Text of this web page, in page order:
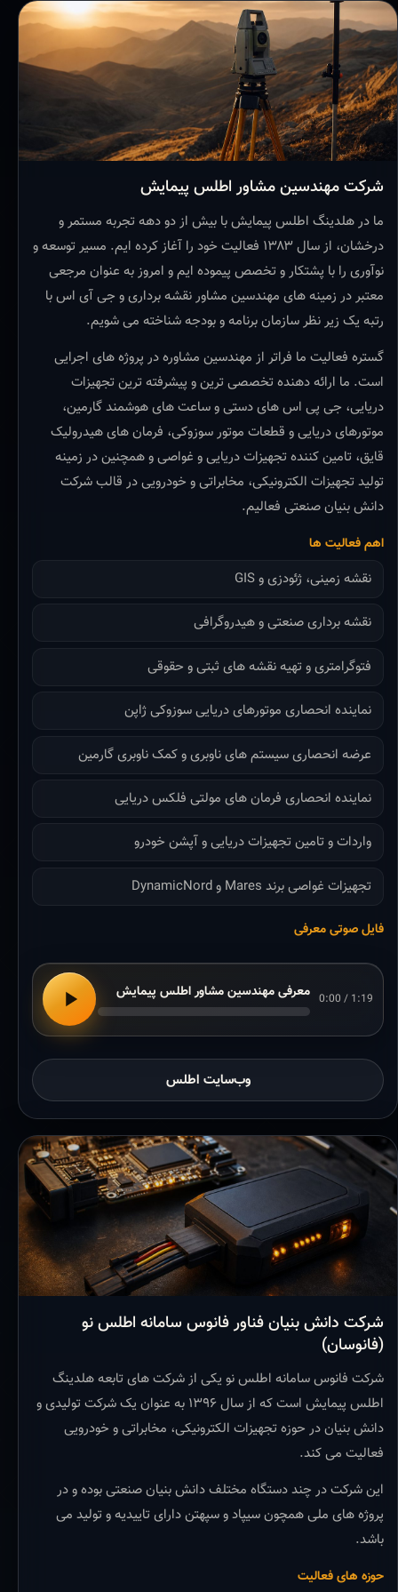
شرکت مهندسین مشاور اطلس پیمایش
ما در هلدینگ اطلس پیمایش با بیش از دو دهه تجربه مستمر و
درخشان، از سال ۱۳۸۳ فعالیت خود را آغاز کرده ایم. مسیر توسعه و
نوآوری را با پشتکار و تخصص پیموده ایم و امروز به عنوان مرجعی
معتبر در زمینه های مهندسین مشاور نقشه برداری و جی آی اس با
رتبه یک زیر نظر سازمان برنامه و بودجه شناخته می شویم.
گستره فعالیت ما فراتر از مهندسین مشاوره در پروژه های اجرایی
است. ما ارائه دهنده تخصصی ترین و پیشرفته ترین تجهیزات
دریایی، جی پی اس های دستی و ساعت های هوشمند گارمین،
موتورهای دریایی و قطعات موتور سوزوکی، فرمان های هیدرولیک
قایق، تامین کننده تجهیزات دریایی و غواصی و همچنین در زمینه
تولید تجهیزات الکترونیکی، مخابراتی و خودرویی در قالب شرکت
دانش بنیان صنعتی فعالیم.
اهم فعالیت ها
نقشه زمینی، ژئودزی و GIS
نقشه برداری صنعتی و هیدروگرافی
فتوگرامتری و تهیه نقشه های ثبتی و حقوقی
نماینده انحصاری موتورهای دریایی سوزوکی ژاپن
عرضه انحصاری سیستم های ناوبری و کمک ناوبری گارمین
نماینده انحصاری فرمان های مولتی فلکس دریایی
واردات و تامین تجهیزات دریایی و آپشن خودرو
تجهیزات غواصی برند Mares و DynamicNord
فایل صوتی معرفی
0:00 / 1:19 معرفی مهندسین مشاور اطلس پیمایش
وب‌سایت اطلس
شرکت دانش بنیان فناور فانوس سامانه اطلس نو
(فانوسان)
شرکت فانوس سامانه اطلس نو یکی از شرکت های تابعه هلدینگ
اطلس پیمایش است که از سال ۱۳۹۶ به عنوان یک شرکت تولیدی و
دانش بنیان در حوزه تجهیزات الکترونیکی، مخابراتی و خودرویی
فعالیت می کند.
این شرکت در چند دستگاه مختلف دانش بنیان صنعتی بوده و در
پروژه های ملی همچون سیپاد و سپهتن دارای تاییدیه و تولید می
باشد.
حوزه های فعالیت